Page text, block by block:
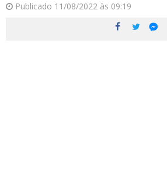
Publicado 11/08/2022 às 09:19
Compartilhe